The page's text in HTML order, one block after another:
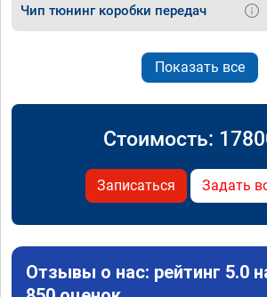
Чип тюнинг коробки передач
Показать все
Стоимость:
Записаться Задать
Отзывы о нас: рейтинг 5.0